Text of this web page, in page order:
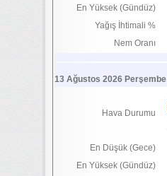
En Yüksek (Gündüz)
Yağış İhtimali %
Nem Oranı
13 Ağustos 2026 Perşembe
Hava Durumu
En Düşük (Gece)
En Yüksek (Gündüz)